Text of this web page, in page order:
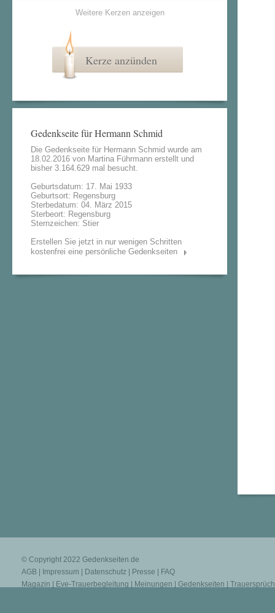
Weitere Kerzen anzeigen
Kerze anzünden
Gedenkseite für Hermann Schmid
Die Gedenkseite für Hermann Schmid wurde am
18.02.2016 von Martina Führmann erstellt und
bisher 3.164.629 mal besucht.
Geburtsdatum: 17. Mai 1933
Geburtsort: Regensburg
Sterbedatum: 04. März 2015
Sterbeort: Regensburg
Sternzeichen: Stier
Erstellen Sie jetzt in nur wenigen Schritten
kostenfrei eine persönliche Gedenkseiten
© Copyright 2022 Gedenkseiten.de
AGB
Impressum Datenschutz Presse
FAQ
Magazin
Eve-Trauerbegleitung Meinungen Gedenkseiten